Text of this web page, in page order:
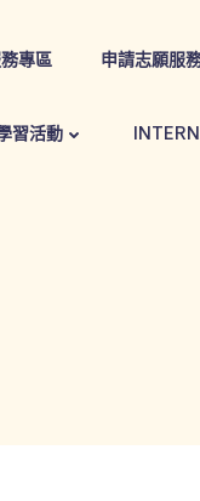
專區 申請志願服
習活動